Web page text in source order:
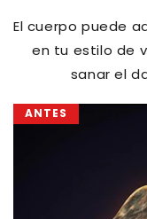
El cuerpo puede
en tu estilo de
sanar el
ANTES